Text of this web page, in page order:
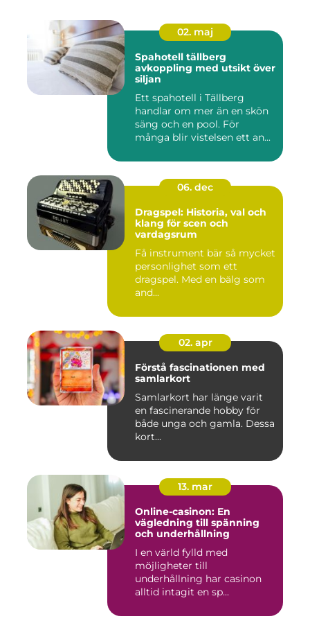
02. maj
Spahotell tällberg
avkoppling med utsikt över
siljan
Ett spahotell i Tällberg
handlar om mer än en skön
säng och en pool. För
många blir vistelsen ett an...
06. dec
Dragspel: Historia, val och
klang för scen och
vardagsrum
Få instrument bär så mycket
personlighet som ett
dragspel. Med en bälg som
and...
02. apr
Förstå fascinationen med
samlarkort
Samlarkort har länge varit
en fascinerande hobby för
både unga och gamla. Dessa
kort...
13. mar
Online-casinon: En
vägledning till spänning
och underhållning
I en värld fylld med
möjligheter till
underhållning har casinon
alltid intagit en sp...